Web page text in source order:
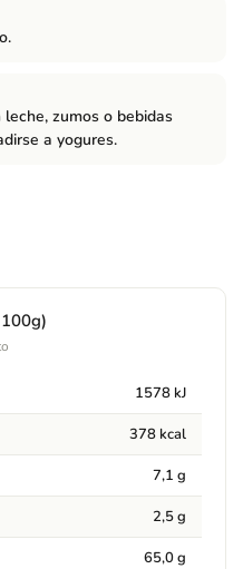
zumos o bebidas
a yogures.
sésamo, soja y frutos de
1578 kJ
378 kcal
7,1 g
2,5 g
65,0 g